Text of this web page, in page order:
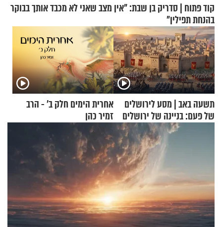
קוד פתוח | סדריק בן שבת: "אין מצב שאני לא מכבד אותך בבוקר
בהנחת תפילין"
תשעה באב | מסע לירושלים
של פעם: בניינה של ירושלים
אחרית הימים חלק ב’ - הרב
זמיר כהן